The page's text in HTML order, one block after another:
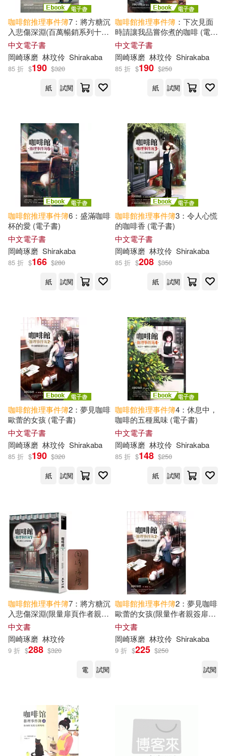
咖啡館推理事件簿7：將方糖沉
入悲傷深淵(百萬暢銷系列十週
年最新續集) (電子書)
中文電子書
岡崎琢磨 林玟伶 Shirakaba
85 折 $190 $320
紙
試閱
咖啡館推理事件簿 ：下次見面
時請讓我品嘗你煮的咖啡 (電子
書)
中文電子書
岡崎琢磨 林玟伶 Shirakaba
85 折 $190 $250
紙
試閱
咖啡館推理事件簿6：盛滿咖啡
杯的愛 (電子書)
中文電子書
岡崎琢磨 Shirakaba
85 折 $166 $280
紙
試閱
咖啡館推理事件簿3：令人心慌
的咖啡香 (電子書)
中文電子書
岡崎琢磨 林玟伶 Shirakaba
85 折 $208 $350
紙
試閱
咖啡館推理事件簿2：夢見咖啡
歐蕾的女孩 (電子書)
中文電子書
岡崎琢磨 林玟伶 Shirakaba
85 折 $190 $320
紙
試閱
咖啡館推理事件簿4：休息中，
咖啡的五種風味 (電子書)
中文電子書
岡崎琢磨 林玟伶 Shirakaba
85 折 $148 $250
紙
試閱
咖啡館推理事件簿7：將方糖沉
入悲傷深淵(限量扉頁作者親簽
版.百萬暢銷系列十週年最新續
集)
中文書
岡崎琢磨 林玟伶
9 折 $288 $320
電
試閱
咖啡館推理事件簿2：夢見咖啡
歐蕾的女孩(限量作者親簽扉頁
版 加贈書衣海報)
中文書
岡崎琢磨 林玟伶 Shirakaba
9 折 $225 $250
試閱